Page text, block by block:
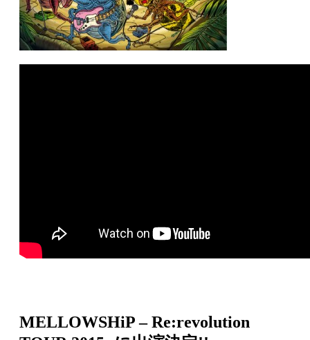
MELLOWSHiP – Re:revolution